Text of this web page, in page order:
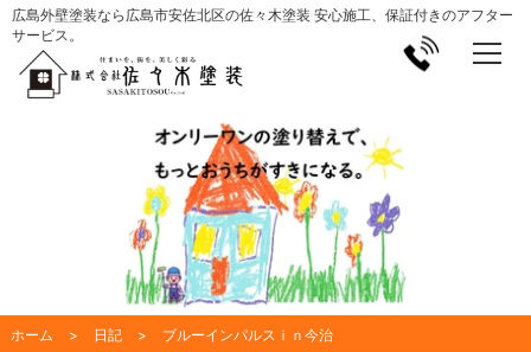
広島外壁塗装なら広島市安佐北区の佐々木塗装 安心施工、保証付きのアフター
サービス。
ホーム 日記 ブルーインパルスｉｎ今治